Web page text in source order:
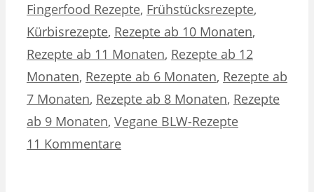
Fingerfood Rezepte, Frühstücksrezepte,
Kürbisrezepte, Rezepte ab 10 Monaten,
Rezepte ab 11 Monaten, Rezepte ab 12
Monaten, Rezepte ab 6 Monaten, Rezepte ab
7 Monaten, Rezepte ab 8 Monaten, Rezepte
ab 9 Monaten, Vegane BLW-Rezepte
11 Kommentare